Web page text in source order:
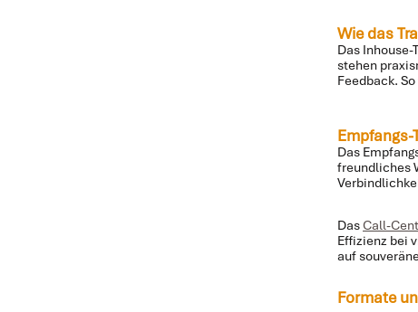
Wie das
Das
stehen
Feedback.
Empfangs-
Das
freundliches
DasCall-
Effizienz bei
auf
Formate